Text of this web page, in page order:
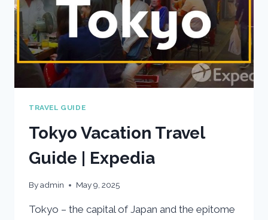
TRAVEL GUIDE
Tokyo Vacation Travel
Guide | Expedia
Byadmin May 9, 2025
Tokyo – the capital of Japan and the epitome